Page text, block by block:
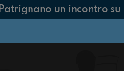
un incontro